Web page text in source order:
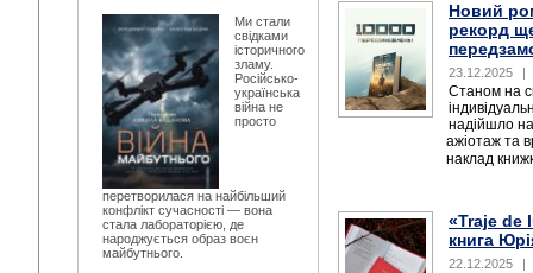
Ми стали
свідками
історичного
зламу.
Російсько-
українська
війна не
просто
перетворилася на найбільший
конфлікт сучасності — вона
стала лабораторією, де
народжується образ воєн
майбутнього.
Новий
рекорд
23.12.2025 |
Станом на
надійшло
ажіотаж та
наклад
«Traje de
книга
22.12.2025 |